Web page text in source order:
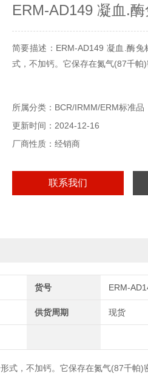
ERM-AD149 凝血.
简要描述：ERM-AD149 凝血.酶
式，不加钙。它保存在氮气(87千帕)
所属分类：BCR/IRMM/ERM标准品
更新时间：2024-12-16
厂商性质：经销商
联系我们
货号 ERM-
供货周期 现货
式，不加钙。它保存在氮气(87千帕